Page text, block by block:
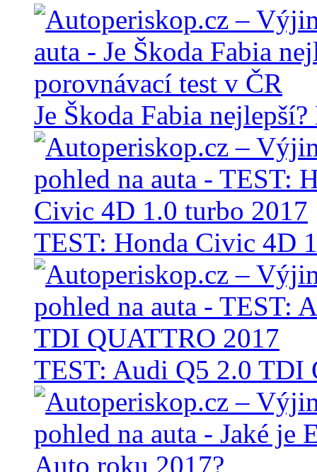
Je Škoda Fabia
TEST: Honda Civic 4D
TEST: Audi Q5 2.0 TDI